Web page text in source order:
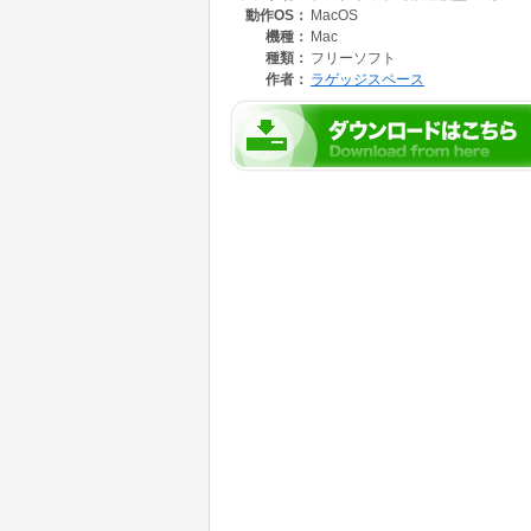
なお、このデータはデスクトップパターンや
す。初めてダウンロードされる方は、"DTで
動作OS： MacOS
機種： Mac
種類： フリーソフト
作者： ラゲッジスペース